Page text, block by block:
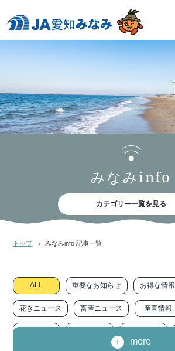
みなみinfo
カテゴリー一覧を見る
トップ みなみinfo 記事一覧
ALL 重要なお知らせ お得な情報
花きニュース 畜産ニュース 産直情報
more